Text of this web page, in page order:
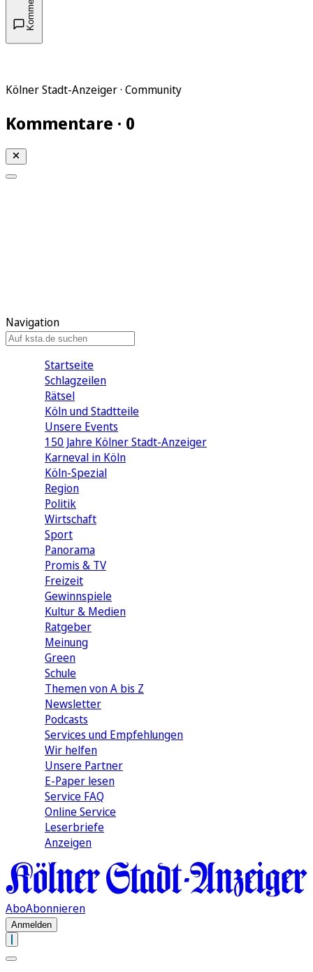
Kölner Stadt-Anzeiger · Community
Kommentare · 0
Navigation
Startseite
Schlagzeilen
Rätsel
Köln und Stadtteile
Unsere Events
150 Jahre Kölner Stadt-Anzeiger
Karneval in Köln
Köln-Spezial
Region
Politik
Wirtschaft
Sport
Panorama
Promis & TV
Freizeit
Gewinnspiele
Kultur & Medien
Ratgeber
Meinung
Green
Schule
Themen von A bis Z
Newsletter
Podcasts
Services und Empfehlungen
Wir helfen
Unsere Partner
E-Paper lesen
Service FAQ
Online Service
Leserbriefe
Anzeigen
AboAbonnieren
Anmelden